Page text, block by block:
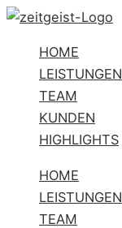
Zum
springen
HOME
LEISTUNGEN
TEAM
KUNDEN
HIGHLIGHTS
HOME
LEISTUNGEN
TEAM
FlyoutName*
E-
Adresse*
Website